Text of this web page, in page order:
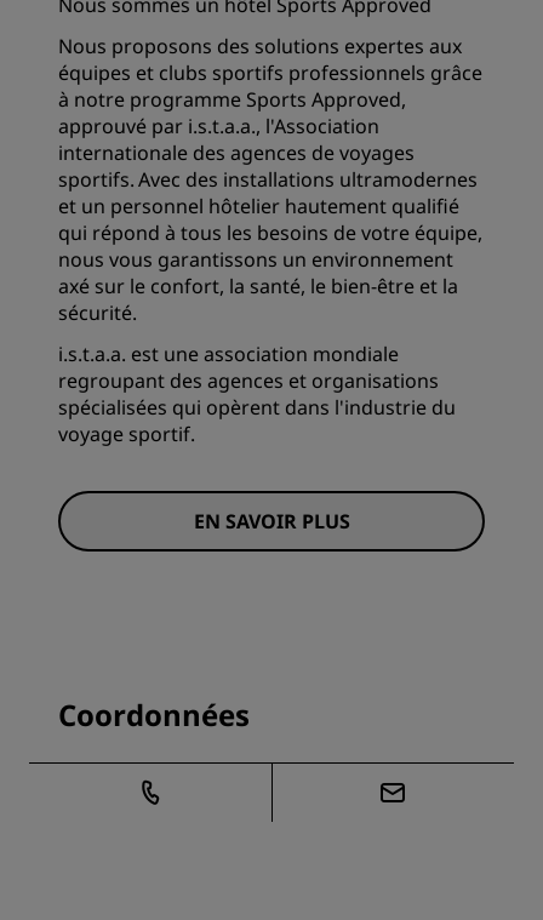
Nous proposons des solutions expertes aux
équipes et clubs sportifs professionnels grâce
à notre programme Sports Approved,
approuvé par i.s.t.a.a., l'Association
internationale des agences de voyages
sportifs. Avec des installations ultramodernes
et un personnel hôtelier hautement qualifié
qui répond à tous les besoins de votre équipe,
nous vous garantissons un environnement
axé sur le confort, la santé, le bien-être et la
sécurité.
i.s.t.a.a. est une association mondiale
regroupant des agences et organisations
spécialisées qui opèrent dans l'industrie du
voyage sportif.
EN SAVOIR PLUS
Coordonnées